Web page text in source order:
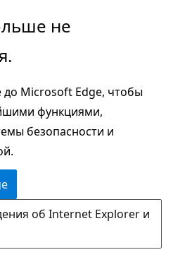
не
Microsoft Edge, чтобы
функциями,
безопасности и
об Internet Explorer и